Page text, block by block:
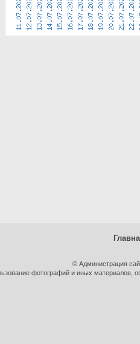
© Администрация
фотографий и иных материалов,